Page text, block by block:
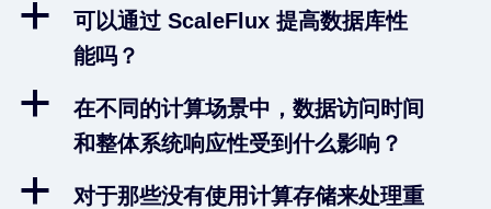
a
可以通过 ScaleFlux 提高数据库性
能吗？
a
在不同的计算场景中，数据访问时间
和整体系统响应性受到什么影响？
a
对于那些没有使用计算存储来处理重